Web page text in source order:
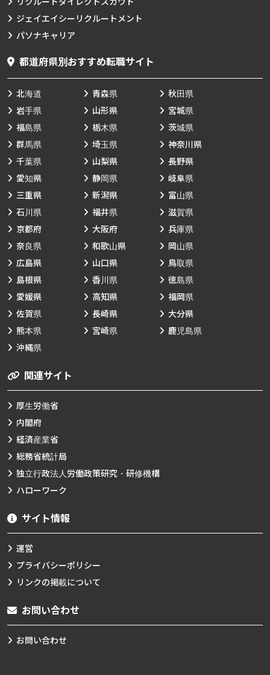
ジェイエイシーリクルートメント
パソナキャリア
都道府県別おすすめ転職サイト
北海道 青森県
秋田県
岩手県
山形県
宮城県
福島県
栃木県
茨城県
群馬県
埼玉県
神奈川県
千葉県
山梨県
長野県
愛知県
静岡県
岐阜県
三重県
新潟県
富山県
石川県
福井県
滋賀県
京都府
大阪府
兵庫県
奈良県
和歌山県
岡山県
広島県
山口県
鳥取県
島根県
香川県
徳島県
愛媛県
高知県
福岡県
佐賀県
長崎県
大分県
熊本県
宮崎県
鹿児島県
沖縄県
関連サイト
厚生労働省
内閣府
経済産業省
総務省統計局
独立行政法人労働政策研究・研修機構
ハローワーク
サイト情報
運営
プライバシーポリシー
リンクの掲載について
お問い合わせ
お問い合わせ